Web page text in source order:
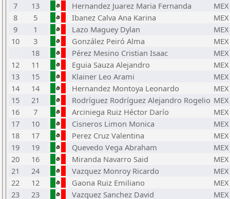
7
13 Hernandez Juarez Maria Fernanda
MEX
8
5 Ibanez Calva Ana Karina
MEX
9
1 Lazo Maguey Dylan
MEX
10
3 González Peiró Alma
MEX
18
Pérez Mesino Cristian Isaac
MEX
12
11 Eguia Sauza Alejandro
MEX
13
15 Klainer Leo Arami
MEX
14
14 Hernandez Montoya Leonardo
MEX
15
21 Rodríguez Rodríguez Alejandro Rogelio MEX
16
7 Arciniega Ruiz Héctor Darío
MEX
17
10 Cisneros Limon Monica
MEX
18
17 Perez Cruz Valentina
MEX
19
19 Quevedo Vega Abraham
MEX
20
16 Miranda Navarro Said
MEX
21
24 Vazquez Monroy Ricardo
MEX
22
12 Gaona Ruiz Emiliano
MEX
23
23 Vazquez Sanchez David
MEX